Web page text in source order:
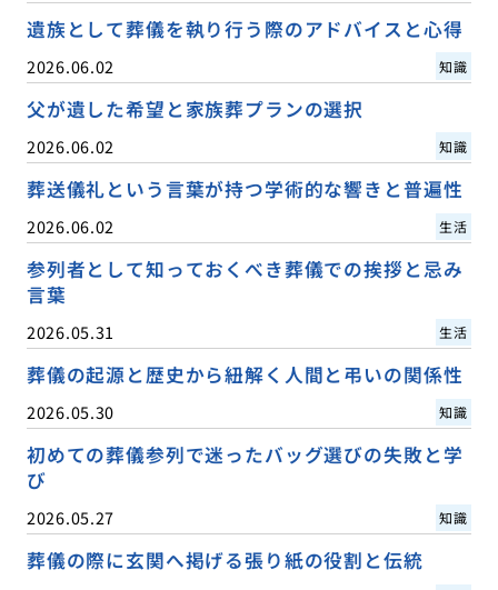
遺族として葬儀を執り行う際のアドバイスと心得
2026.06.02 知識
父が遺した希望と家族葬プランの選択
2026.06.02 知識
葬送儀礼という言葉が持つ学術的な響きと普遍性
2026.06.02 生活
参列者として知っておくべき葬儀での挨拶と忌み
言葉
2026.05.31 生活
葬儀の起源と歴史から紐解く人間と弔いの関係性
2026.05.30 知識
初めての葬儀参列で迷ったバッグ選びの失敗と学
び
2026.05.27 知識
葬儀の際に玄関へ掲げる張り紙の役割と伝統